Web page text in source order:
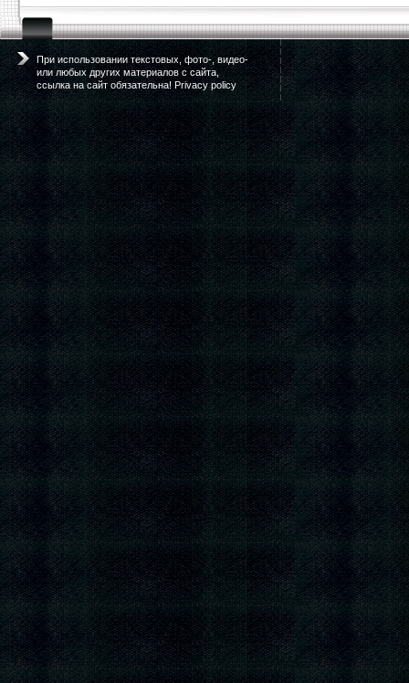
При использовании текстовых, фото-, видео-
или любых других материалов с сайта,
ссылка на сайт обязательна! Privacy policy